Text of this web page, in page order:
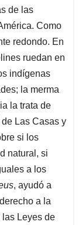
de las
Como
redondo. En
ruedan en
indígenas
la merma
la trata de
Las Casas y
si los
natural, si
a los
, ayudó a
a la
las Leyes de